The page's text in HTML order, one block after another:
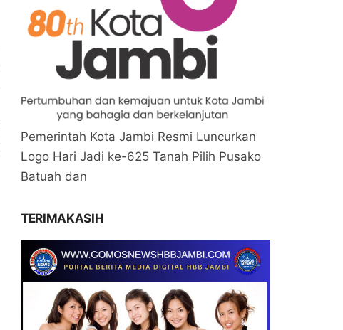
Pemerintah Kota Jambi Resmi Luncurkan
Logo Hari Jadi ke-625 Tanah Pilih Pusako
Batuah dan
TERIMAKASIH